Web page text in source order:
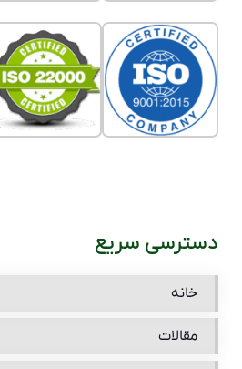
دسترسی سریع
خانه
مقالات